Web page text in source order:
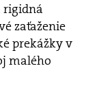
rigidná
zaťaženie
prekážky v
malého